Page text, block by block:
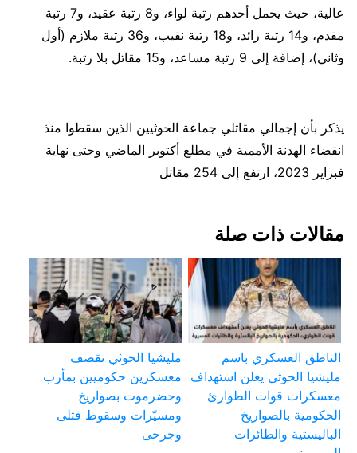
عالية، حيث يحمل أحدهم رتبة لواء، و8 رتبة عقيد، و7 رتبة
مقدم، و14 رتبة رائد، و18 رتبة نقيب، و36 رتبة ملازم (أول
وثاني)، إضافة إلى 9 رتبة مساعد، و15 مقاتل بلا رتبة.
يذكر بأن إجمالي مقاتلي جماعة الحوثيين الذين سقطوا منذ
انقضاء الهدنة الأممية في مطلع أكتوبر الماضي وحتى نهاية
فبراير 2023، ارتفع إلى 254 مقاتل
مقالات ذات صلة
الناطق العسكري باسم
مليشيا الحوثي يعلن استهداف
معسكرات قوات الطوارئ
الحكومية بالصواريخ
الباليستية والطائرات
مليشيا الحوثي تقصف
معسكرين حكوميين بمأرب
وحضرموت بصواريخ
ومسيّرات وسقوط قتلى
وجرحى